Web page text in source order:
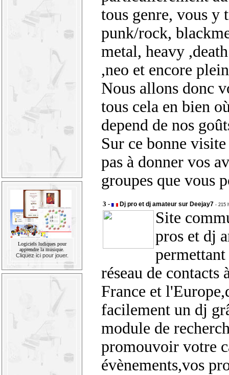
Logiciels ludiques pour
apprendre la musique.
Cliquez ici pour jouer.
tous genre, vous y
punk/rock,
metal, heavy
,neo et encore
Nous allons donc
tous cela en bien
depend de nos
Sur ce bonne
pas à donner vos
groupes que vous
3 - Dj pro et dj amateur sur Deejay7 - 215
Site
pros et dj
permettant
réseau de contacts
France et
facilement un dj
module de
promouvoir votre
évènements,vos